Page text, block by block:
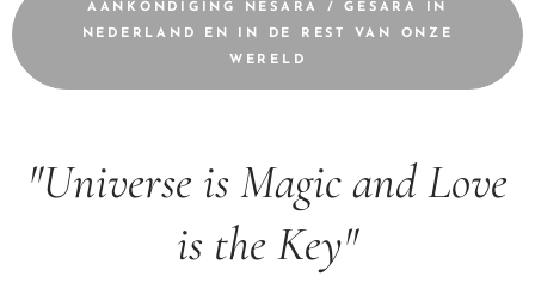
AANKONDIGING NESARA / GESARA IN
NEDERLAND EN IN DE REST VAN ONZE
WERELD
"Universe is Magic and Love
is the Key"